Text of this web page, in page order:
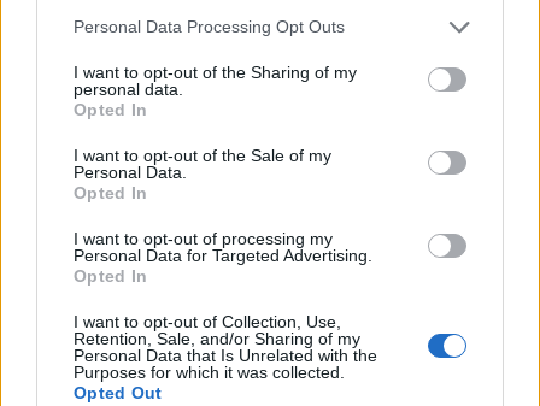
Personal Data Processing Opt Outs
I want to opt-out of the Sharing of my
personal data.
Opted In
I want to opt-out of the Sale of my
Personal Data.
Opted In
I want to opt-out of processing my
Personal Data for Targeted Advertising.
Opted In
I want to opt-out of Collection, Use,
Retention, Sale, and/or Sharing of my
Personal Data that Is Unrelated with the
Purposes for which it was collected.
Opted Out
2016. január 20. 22:08 Megosztás Lehetett volna sokkal
napközbeni drámai mélypontokról a tengerentúli
tőzsdéken, azonban így is jelentős eséssel zártak a
A keresett cikk a portfolio.hu hírarchívumához
tartozik, melynek olvasása előfizetéses
regisztrációhoz kötött.
Az előfizetés a következőket tartalmazza:
Portfolio.hu teljes cikkarchívum